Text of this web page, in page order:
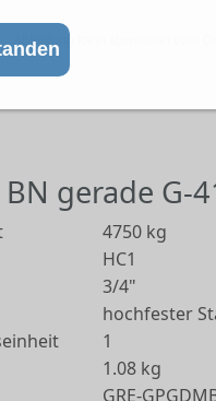
Abbildung kann abweichen vom
BN gerade G-
4750 kg
HC1
3/4"
hochfester
1
1.08 kg
GRE-